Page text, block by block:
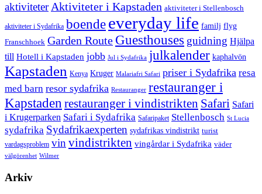
aktiviteterAktiviteter i Kapstaden aktiviteter i Stellenbosch
aktiviteter i Sydafrika boende everyday life familj flyg
Franschhoek Garden Route Guesthouses guidning Hjälpa
till Hotell i Kapstaden jobb Jul i Sydafrika julkalender kaphalvön
Kapstaden Kenya Kruger Malariafri Safari priser i Sydafrika resa
med barn resor sydafrika Restauranger restauranger i
Kapstaden restauranger i vindistrikten Safari Safari
i Krugerparken Safari i Sydafrika Safaripaket Stellenbosch St Lucia
sydafrika Sydafrikaexperten sydafrikas vindistrikt turist
vardagsproblem vinvindistrikten vingårdar i Sydafrika väder
välgörenhet Wilmer
Arkiv